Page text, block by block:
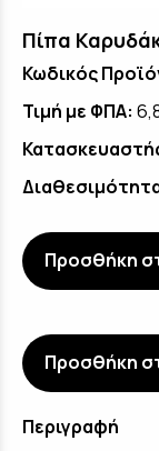
Πίπα
Κωδικός
Τιμή με ΦΠΑ:
Προσθήκη
Προσθήκη
Περιγραφή